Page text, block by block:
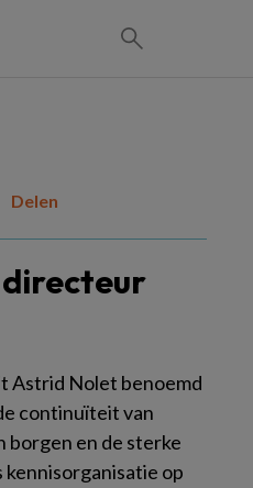
Delen
Astrid Nolet benoemd
continuïteit van
en de sterke
kennisorganisatie op